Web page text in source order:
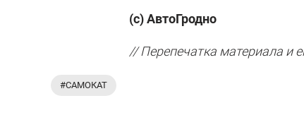
(с) АвтоГродно
// Перепечатка материала и
#САМОКАТ